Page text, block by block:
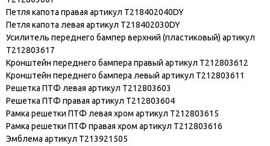
Петля капота правая артикул T218402040DY
Петля капота левая артикул T218402030DY
Усилитель переднего бампер верхний (пластиковый) артикул
T212803617
Кронштейн переднего бампера правый артикул T212803612
Кронштейн переднего бампера левый артикул T212803611
Решетка ПТФ левая артикул T212803603
Решетка ПТФ правая артикул T212803604
Рамка решетки ПТФ левая хром артикул T212803615
Рамка решетки ПТФ правая хром артикул T212803616
Эмблема артикул T213921505